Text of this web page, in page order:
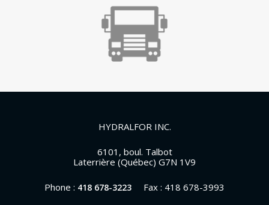
HYDRALFOR INC.
6101, boul. Talbot
Laterrière (Québec) G7N 1V9
Phone : 418 678-3223
Fax : 418 678-3993